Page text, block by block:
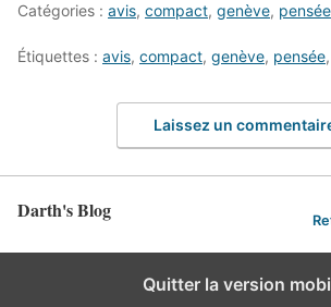
Catégories : avis, compact, genève, pensée
Étiquettes : avis, compact, genève, pensée,
Laissez un
Darth's Blog
Quitter la version